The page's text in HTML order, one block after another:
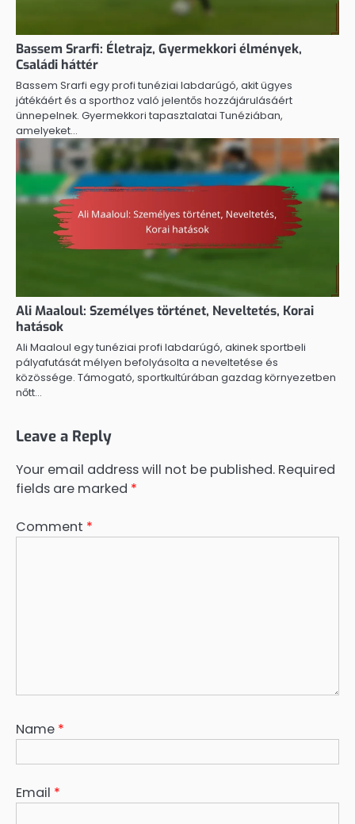
Bassem Srarfi: Életrajz, Gyermekkori élmények,
Családi háttér
Bassem Srarfi egy profi tunéziai labdarúgó, akit ügyes
játékáért és a sporthoz való jelentős hozzájárulásáért
ünnepelnek. Gyermekkori tapasztalatai Tunéziában,
amelyeket…
Ali Maaloul: Személyes történet, Neveltetés, Korai
hatások
Ali Maaloul egy tunéziai profi labdarúgó, akinek sportbeli
pályafutását mélyen befolyásolta a neveltetése és
közössége. Támogató, sportkultúrában gazdag környezetben
nőtt…
Leave a Reply
Your email address will not be published. Required
fields are marked *
Comment *
Name *
Email *